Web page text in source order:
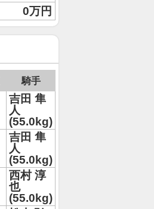
0万円
騎手
吉田 隼
人
(55.0kg)
吉田 隼
人
(55.0kg)
西村 淳
也
(55.0kg)